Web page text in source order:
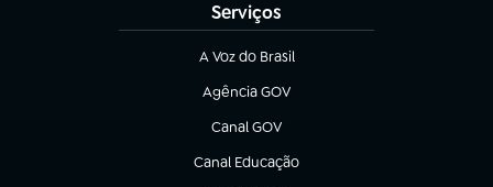
Serviços
A Voz do Brasil
(abre em nova aba)
Agência GOV
(abre em nova aba)
Canal GOV
(abre em nova aba)
Canal Educação
(abre em nova aba)